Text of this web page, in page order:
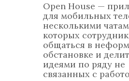
Open House —
для мобильных
несколькими
которых
общаться в
обстановке и
идеями по ряду не
связанных с